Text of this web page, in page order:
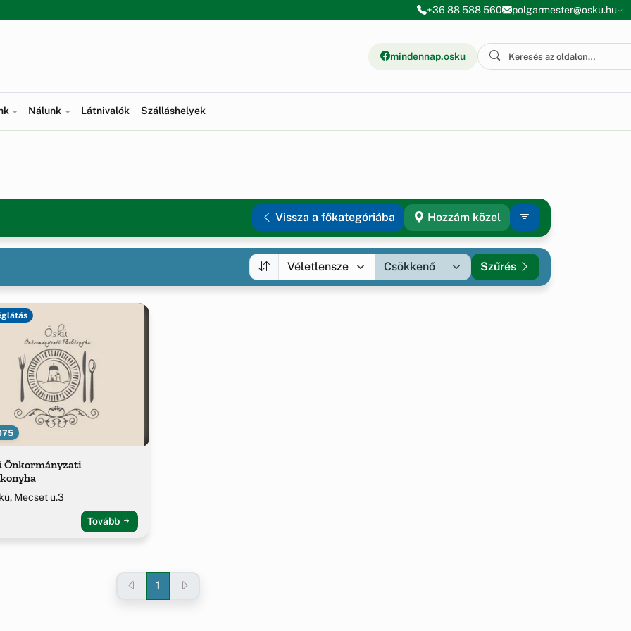
+36 88 588 560 polgarmester@osku.hu
mindennap.osku
Nálunk Látnivalók Szálláshelyek
Vissza a főkategóriába Hozzám közel
Szűrés
Önkormányzati
Mecset u.3
Tovább
1